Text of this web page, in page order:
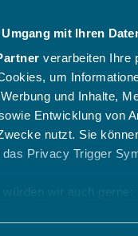
mit Ihren
verarbeiten Ihre
um
und Inhalte,
Entwicklung von
nutzt. Sie
Privacy Trigger
wir auch gerne: